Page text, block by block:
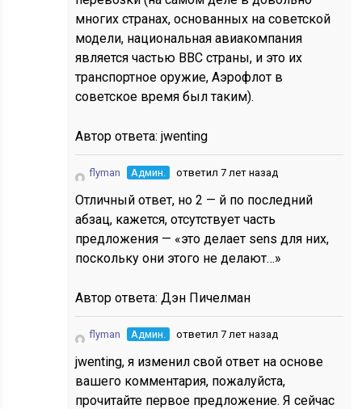
многих странах, основанных на советской
модели, национальная авиакомпания
является частью ВВС страны, и это их
транспортное оружие, Аэрофлот в
советское время был таким).
Автор ответа:jwenting
flyman Админ. ответил 7 лет назад
Отличный ответ, но 2 — й по последний
абзац, кажется, отсутствует часть
предложения — «это делает sens для них,
поскольку они этого не делают…»
Автор ответа:Дэн Пичелман
flyman Админ. ответил 7 лет назад
jwenting, я изменил свой ответ на основе
вашего комментария, пожалуйста,
прочитайте первое предложение. Я сейчас